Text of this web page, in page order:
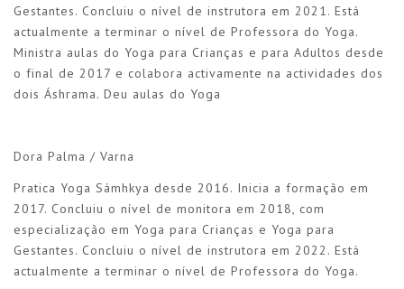
Gestantes. Concluiu o nível de instrutora em 2021. Está
actualmente a terminar o nível de Professora do Yoga.
Ministra aulas do Yoga para Crianças e para Adultos desde
o final de 2017 e colabora activamente na actividades dos
dois Áshrama. Deu aulas do Yoga
Dora Palma / Varna
Pratica Yoga Sámhkya desde 2016. Inicia a formação em
2017. Concluiu o nível de monitora em 2018, com
especialização em Yoga para Crianças e Yoga para
Gestantes. Concluiu o nível de instrutora em 2022. Está
actualmente a terminar o nível de Professora do Yoga.